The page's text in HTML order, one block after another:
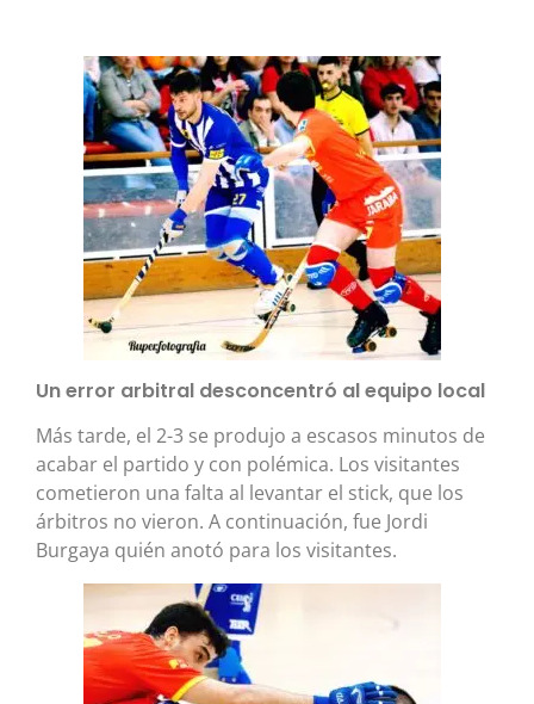
Un error arbitral desconcentró al equipo local
Más tarde, el 2-3 se produjo a escasos minutos de
acabar el partido y con polémica. Los visitantes
cometieron una falta al levantar el stick, que los
árbitros no vieron. A continuación, fue Jordi
Burgaya quién anotó para los visitantes.